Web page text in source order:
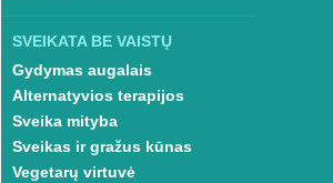
SVEIKATA BE VAISTŲ
Gydymas augalais
Alternatyvios terapijos
Sveika mityba
Sveikas ir gražus kūnas
Vegetarų virtuvė